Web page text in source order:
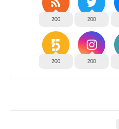
200
200
200
200